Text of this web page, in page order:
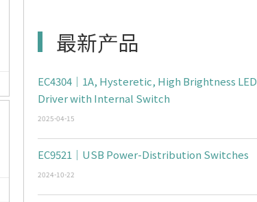
最新产品
EC4304｜1A, Hysteretic, High Brightness LED
Driver with Internal Switch
2025-04-15
EC9521｜USB Power-Distribution Switches
2024-10-22